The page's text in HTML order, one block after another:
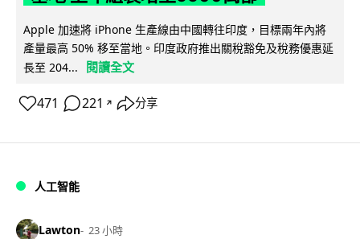
Apple 加速將 iPhone 生產線由中國轉往印度，目標兩年內將
產量最高 50% 移至當地。印度政府推出關稅豁免及稅務優惠延
長至 204...
閱讀全文
471 221 ↗ 分享
人工智能
Lawton 23 小時